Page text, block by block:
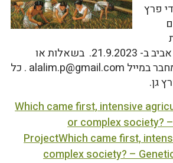
פרץ
לצמחי מרפא) בתל אביב ב- 21.9.2023. בשאלות או
הערות יש לפנות למחבר במייל alalim.p@gmail.com . כל
גן.
Which came first, intensive
or complex society?
ProjectWhich came first,
complex society? –